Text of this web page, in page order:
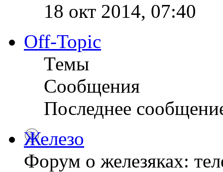
18 окт 2014, 07:40
Off-Topic
Темы
Сообщения
Последнее
Железо
Форум о железяках: